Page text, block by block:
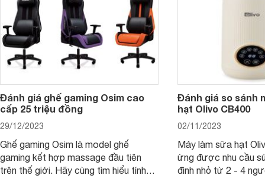
Đánh giá ghế gaming Osim cao
cấp 25 triệu đồng
29/12/2023
Ghế gaming Osim là model ghế
gaming kết hợp massage đầu tiên
trên thế giới. Hãy cùng tìm hiểu tính
Đánh giá so sánh
hạt Olivo CB400
02/11/2023
Máy làm sữa hạt
ứng được nhu cầu
đình nhỏ từ 2 - 4